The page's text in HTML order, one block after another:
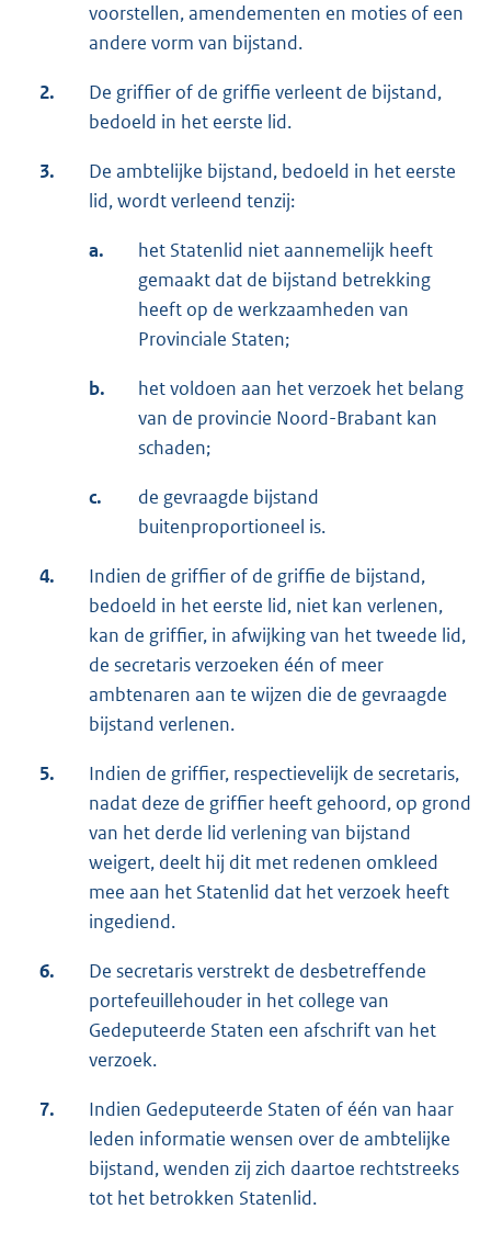
voorstellen, amendementen en moties of een
andere vorm van bijstand.
2.
De griffier of de griffie verleent de bijstand,
bedoeld in het eerste lid.
3.
De ambtelijke bijstand, bedoeld in het eerste
lid, wordt verleend tenzij:
a.
het Statenlid niet aannemelijk heeft
gemaakt dat de bijstand betrekking
heeft op de werkzaamheden van
Provinciale Staten;
b.
het voldoen aan het verzoek het belang
van de provincie Noord-Brabant kan
schaden;
c.
de gevraagde bijstand
buitenproportioneel is.
4.
Indien de griffier of de griffie de bijstand,
bedoeld in het eerste lid, niet kan verlenen,
kan de griffier, in afwijking van het tweede lid,
de secretaris verzoeken één of meer
ambtenaren aan te wijzen die de gevraagde
bijstand verlenen.
5.
Indien de griffier, respectievelijk de secretaris,
nadat deze de griffier heeft gehoord, op grond
van het derde lid verlening van bijstand
weigert, deelt hij dit met redenen omkleed
mee aan het Statenlid dat het verzoek heeft
ingediend.
6.
De secretaris verstrekt de desbetreffende
portefeuillehouder in het college van
Gedeputeerde Staten een afschrift van het
verzoek.
7.
Indien Gedeputeerde Staten of één van haar
leden informatie wensen over de ambtelijke
bijstand, wenden zij zich daartoe rechtstreeks
tot het betrokken Statenlid.